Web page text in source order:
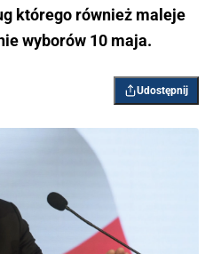
którego również maleje
wyborów 10 maja.
Udostępnij